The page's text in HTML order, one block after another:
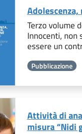
Terzo volume
Innocenti, non
essere un
Pubblicazione
Attività di
misura “Nidi